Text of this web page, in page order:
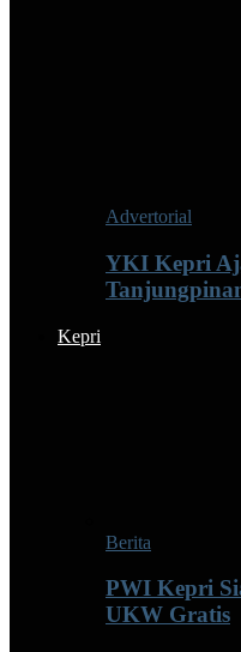
Advertorial
YKI Kepri
Kepri
Berita
PWI Kepri
UKW Gratis